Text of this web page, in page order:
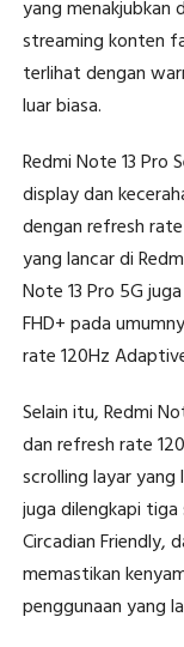
yang menakjubkan
streaming konten
terlihat dengan
luar biasa.
Redmi Note 13 Pro
display dan
dengan refresh
yang lancar di
Note 13 Pro 5G
FHD+ pada
rate 120Hz
Selain itu, Redmi
dan refresh rate
scrolling layar yang
juga dilengkapi tiga
Circadian Friendly,
memastikan
penggunaan yang